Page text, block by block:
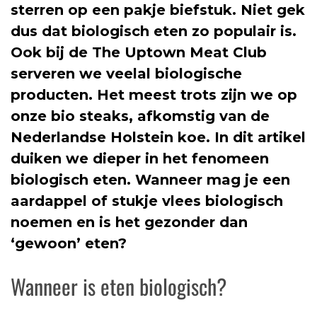
sterren op een pakje biefstuk. Niet gek
dus dat biologisch eten zo populair is.
Ook bij de The Uptown Meat Club
serveren we veelal biologische
producten. Het meest trots zijn we op
onze bio steaks, afkomstig van de
Nederlandse Holstein koe. In dit artikel
duiken we dieper in het fenomeen
biologisch eten. Wanneer mag je een
aardappel of stukje vlees biologisch
noemen en is het gezonder dan
‘gewoon’ eten?
Wanneer is eten biologisch?